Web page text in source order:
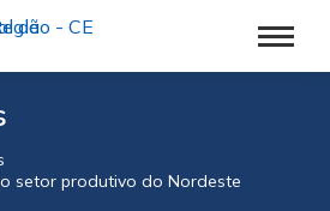
setor produtivo do Nordeste